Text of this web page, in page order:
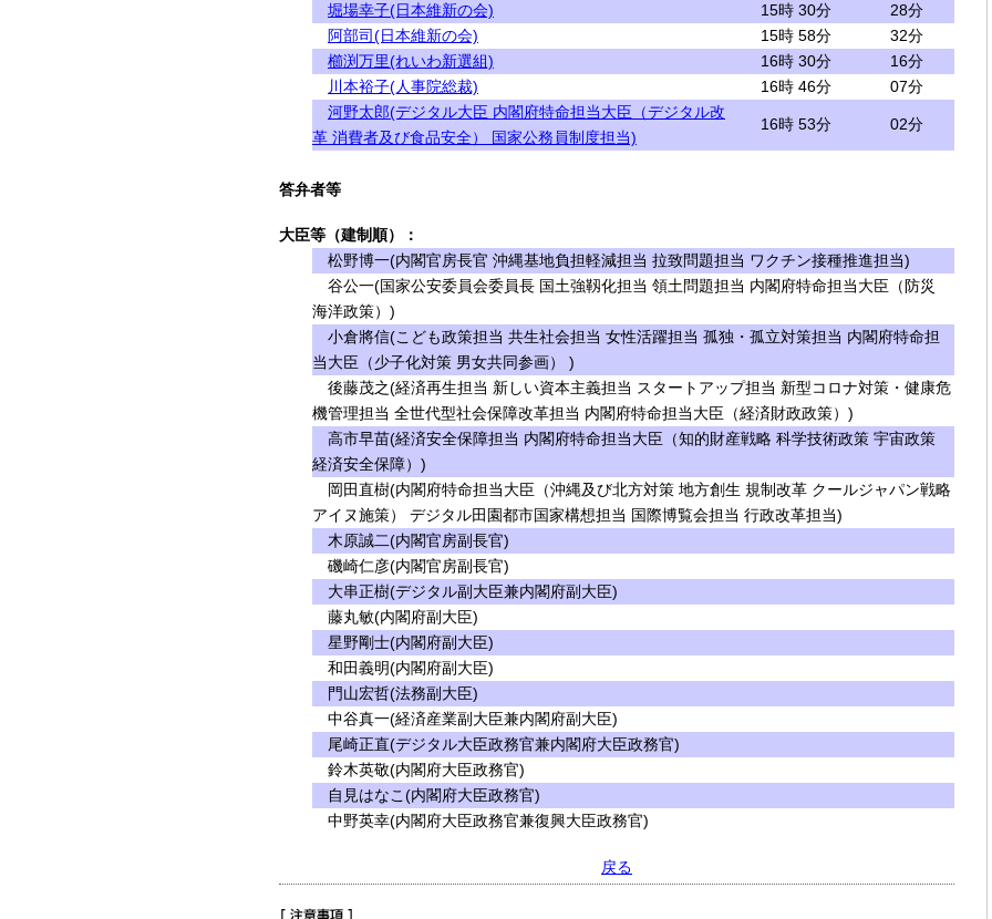
堀場幸子(日本維新の会)
15時 30分
28分
阿部司(日本維新の会)
15時 58分
32分
櫛渕万里(れいわ新選組)
16時 30分
16分
川本裕子(人事院総裁)
16時 46分
07分
河野太郎(デジタル大臣 内閣府特命担当大臣（デジタル改
革 消費者及び食品安全） 国家公務員制度担当)
16時 53分 02分
答弁者等
大臣等（建制順）：
松野博一(内閣官房長官 沖縄基地負担軽減担当 拉致問題担当 ワクチン接種推進担当)
谷公一(国家公安委員会委員長 国土強靱化担当 領土問題担当 内閣府特命担当大臣（防災
海洋政策）)
小倉將信(こども政策担当 共生社会担当 女性活躍担当 孤独・孤立対策担当 内閣府特命担
当大臣（少子化対策 男女共同参画） )
後藤茂之(経済再生担当 新しい資本主義担当 スタートアップ担当 新型コロナ対策・健康危
機管理担当 全世代型社会保障改革担当 内閣府特命担当大臣（経済財政政策）)
高市早苗(経済安全保障担当 内閣府特命担当大臣（知的財産戦略 科学技術政策 宇宙政策
経済安全保障）)
岡田直樹(内閣府特命担当大臣（沖縄及び北方対策 地方創生 規制改革 クールジャパン戦略
アイヌ施策） デジタル田園都市国家構想担当 国際博覧会担当 行政改革担当)
木原誠二(内閣官房副長官)
磯崎仁彦(内閣官房副長官)
大串正樹(デジタル副大臣兼内閣府副大臣)
藤丸敏(内閣府副大臣)
星野剛士(内閣府副大臣)
和田義明(内閣府副大臣)
門山宏哲(法務副大臣)
中谷真一(経済産業副大臣兼内閣府副大臣)
尾崎正直(デジタル大臣政務官兼内閣府大臣政務官)
鈴木英敬(内閣府大臣政務官)
自見はなこ(内閣府大臣政務官)
中野英幸(内閣府大臣政務官兼復興大臣政務官)
戻る